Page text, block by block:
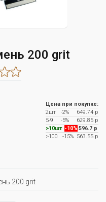
200 grit
Цена при покупке:
2шт
-2%
649.74 р
5-9
-5%
629.85 р
>10шт -10% 596.7 р
>100
-15% 563.55 р
200 grit